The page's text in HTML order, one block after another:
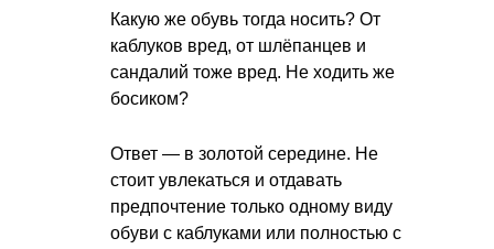
Какую же обувь тогда носить? От
каблуков вред, от шлёпанцев и
сандалий тоже вред. Не ходить же
босиком?
Ответ — в золотой середине. Не
стоит увлекаться и отдавать
предпочтение только одному виду
обуви с каблуками или полностью с